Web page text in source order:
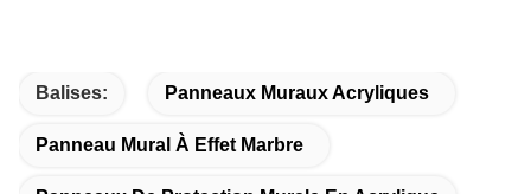
Balises: Panneaux Muraux Acryliques
Panneau Mural À Effet Marbre